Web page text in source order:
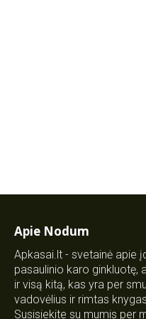
Apie Nodum
Apkasai.lt - svetainė apie
pasaulinio karo ginkluotę,
ir visą kitą, kas yra per
vadovėlius ir rimtas
Susisiekite su mumis per